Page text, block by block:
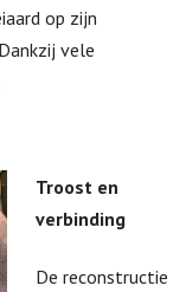
op zijn
vele
Troost en
verbinding
De reconstructie